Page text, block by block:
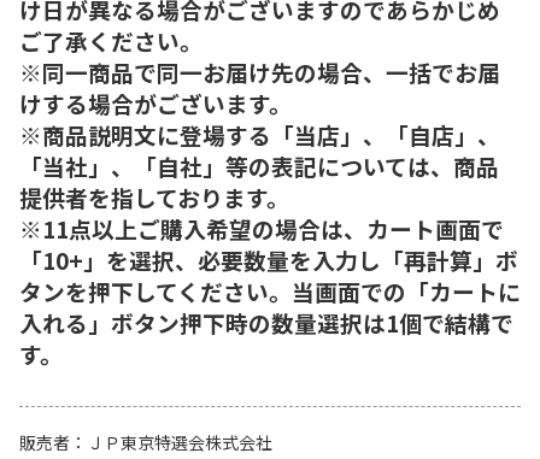
け日が異なる場合がございますのであらかじめ
ご了承ください。
※同一商品で同一お届け先の場合、一括でお届
けする場合がございます。
※商品説明文に登場する「当店」、「自店」、
「当社」、「自社」等の表記については、商品
提供者を指しております。
※11点以上ご購入希望の場合は、カート画面で
「10+」を選択、必要数量を入力し「再計算」ボ
タンを押下してください。当画面での「カートに
入れる」ボタン押下時の数量選択は1個で結構で
す。
販売者
ＪＰ東京特選会株式会社